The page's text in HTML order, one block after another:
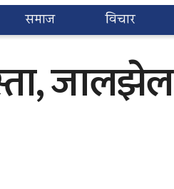
समाज विचार
जालझेल